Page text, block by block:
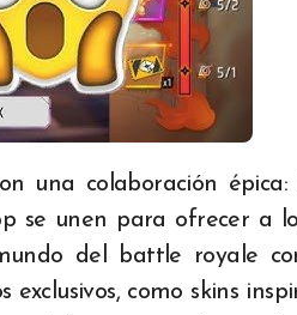
se unen para ofrecer a
del battle royale
como skins